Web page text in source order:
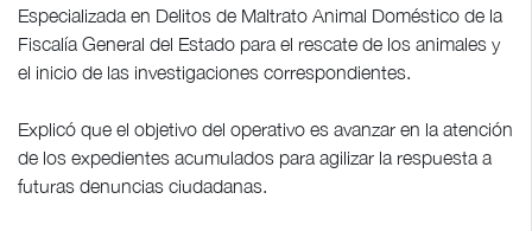
Especializada en Delitos de Maltrato Animal Doméstico de la
Fiscalía General del Estado para el rescate de los animales y
el inicio de las investigaciones correspondientes.
Explicó que el objetivo del operativo es avanzar en la atención
de los expedientes acumulados para agilizar la respuesta a
futuras denuncias ciudadanas.